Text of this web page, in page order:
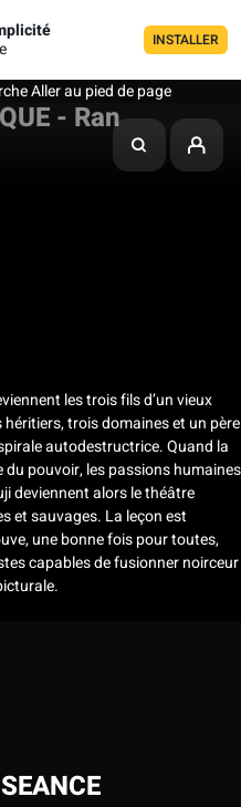
INSTALLER
Aller au pied de page
- Ran
les trois fils d’un vieux
trois domaines et un père
autodestructrice. Quand la
du pouvoir, les passions humaines
deviennent alors le théâtre
et sauvages. La leçon est
une bonne fois pour toutes,
capables de fusionner noirceur
SEANCE